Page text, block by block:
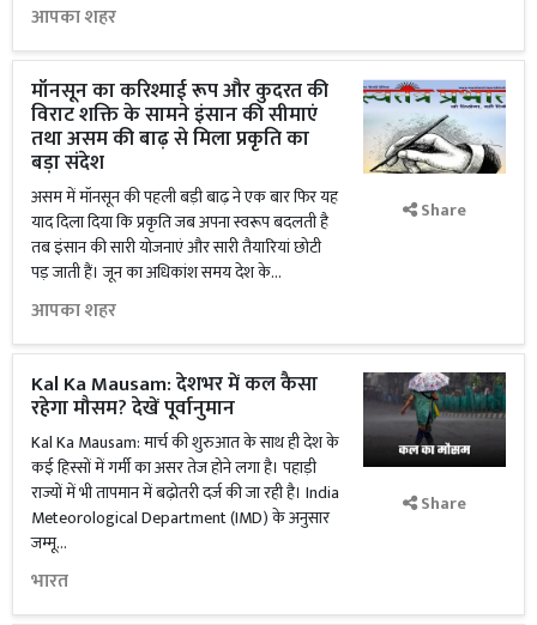
आपका शहर
मॉनसून का करिश्माई रूप और कुदरत की
विराट शक्ति के सामने इंसान की सीमाएं
तथा असम की बाढ़ से मिला प्रकृति का
बड़ा संदेश
असम में मॉनसून की पहली बड़ी बाढ़ ने एक बार फिर यह
याद दिला दिया कि प्रकृति जब अपना स्वरूप बदलती है
तब इंसान की सारी योजनाएं और सारी तैयारियां छोटी
पड़ जाती हैं। जून का अधिकांश समय देश के...
आपका शहर
Share
Kal Ka Mausam: देशभर में कल कैसा
रहेगा मौसम? देखें पूर्वानुमान
Kal Ka Mausam: मार्च की शुरुआत के साथ ही देश के
कई हिस्सों में गर्मी का असर तेज होने लगा है। पहाड़ी
राज्यों में भी तापमान में बढ़ोतरी दर्ज की जा रही है। India
Meteorological Department (IMD) के अनुसार
जम्मू...
भारत
Share